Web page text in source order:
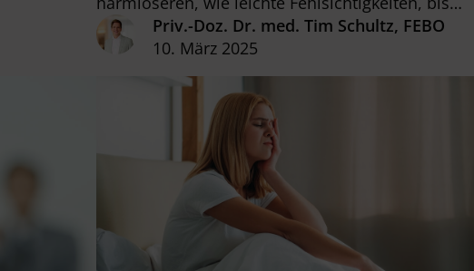
hin zu ernsten Augenerkrankungen. In diesem
Beitrag gehen wir näher darauf ein.
Priv.-Doz. Dr. med. Tim Schultz, FEBO
10. März 2025